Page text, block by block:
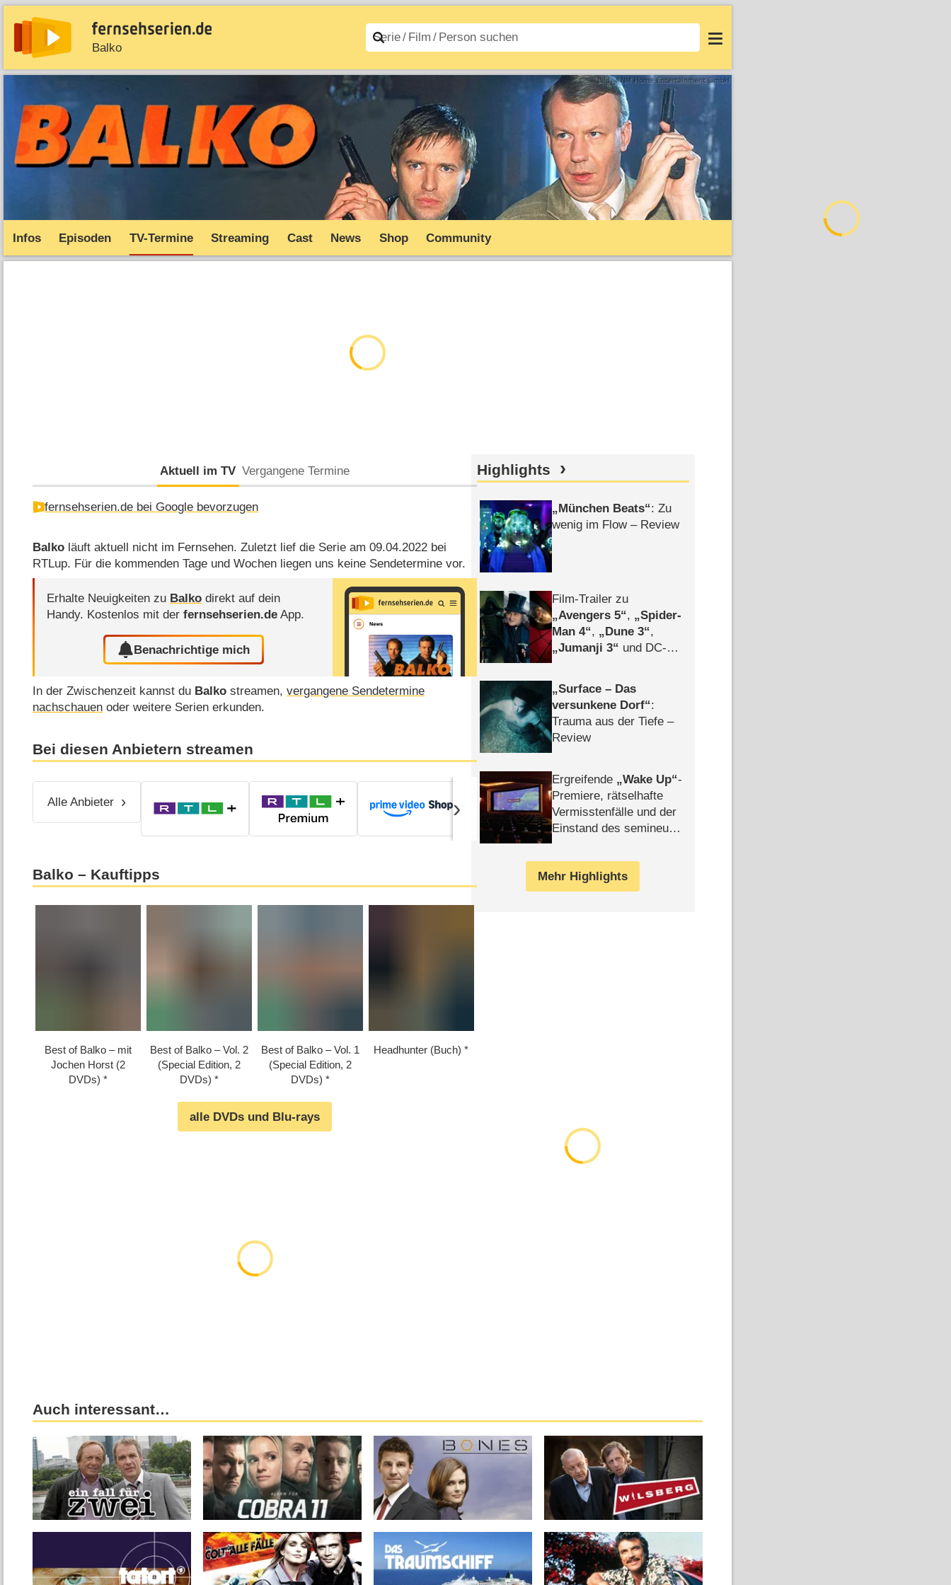
Balko
News Entdecken Filme A–Z Login
Infos Episoden TV-Termine Streaming Cast News Shop Community
Aktuell im TV Vergangene Termine
fernsehserien.de bei Google bevorzugen
Balko läuft aktuell nicht im Fernsehen. Zuletzt lief die Serie am 09.04.2022 bei
RTLup. Für die kommenden Tage und Wochen liegen uns keine Sendetermine vor.
Erhalte Neuigkeiten zu Balko direkt auf dein
Handy. Kostenlos mit derfernsehserien.de App.
Benachrichtige mich
In der Zwischenzeit kannst du Balko streamen,vergangene Sendetermine
nachschauen oder weitere Serien erkunden.
Bei diesen Anbietern streamen
Alle Anbieter
Prime Video Zusatz-Kanäle
›
Balko – Kauftipps
Best of Balko – mit
Jochen Horst (2
DVDs)
Best of Balko – Vol. 2
(Special Edition, 2
DVDs)
Best of Balko – Vol. 1
(Special Edition, 2
DVDs)
Headhunter (Buch)
alle DVDs und Blu-rays
Highlights
München Beats : Zu
wenig im Flow – Review
Film-Trailer zu
Avengers 5 ,
Spider-
Man 4 , Dune 3 ,
Jumanji 3
und DC-
Surface – Das
versunkene Dorf :
Trauma aus der Tiefe –
Review
Ergreifende Wake Up -
Premiere, rätselhafte
Vermisstenfälle und der
Einstand des semineuen
Duos
Mehr Highlights
Auch interessant…